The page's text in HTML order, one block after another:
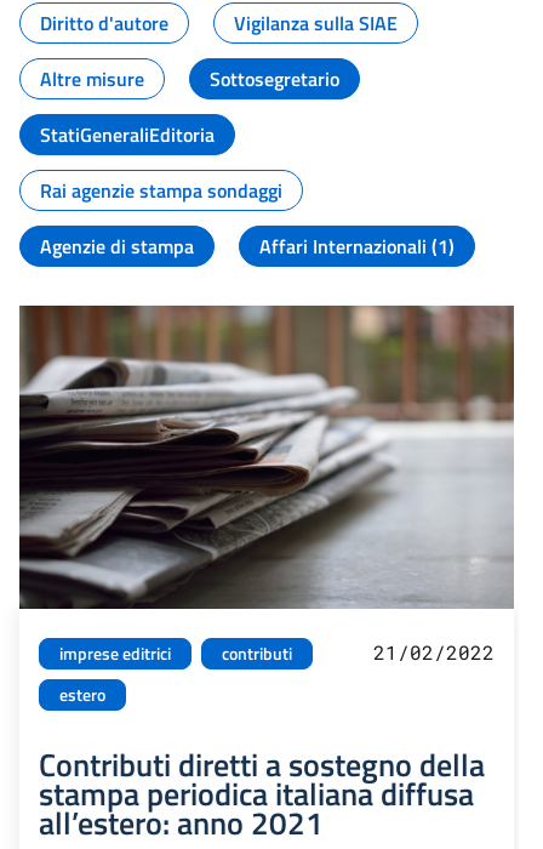
Diritto d'autore
Vigilanza sulla SIAE
Altre misure
Sottosegretario
StatiGeneraliEditoria
Rai agenzie stampa sondaggi
Agenzie di stampa
Affari Internazionali (1)
imprese editrici
contributi
estero
21/02/2022
Contributi diretti a sostegno della
stampa periodica italiana diffusa
all’estero: anno 2021